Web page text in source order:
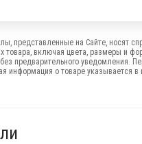
представленные на Сайте, носят
товара, включая цвета, размеры и
предварительного уведомления.
информация о товаре указывается в